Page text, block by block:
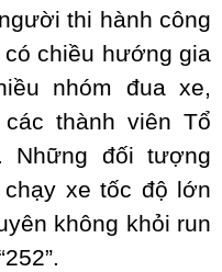
thi hành công
chiều hướng gia
nhóm đua xe,
thành viên Tổ
Những đối tượng
xe tốc độ lớn
không khỏi run